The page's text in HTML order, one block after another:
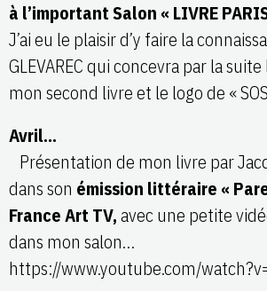
à l’important Salon « LIVRE
J’ai eu le plaisir d’y faire la
GLEVAREC qui concevra par la
mon second livre et le logo de «
Avril…
Présentation de mon livre par
dans son émission littéraire «
France Art TV,avec une petite
dans mon salon…
https://www.youtube.com/